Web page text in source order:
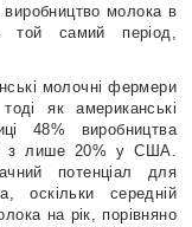
виробництво молока в
самий період,
молочні фермери
як американські
48% виробництва
з лише 20% у США.
потенціал для
оскільки середній
на рік, порівняно